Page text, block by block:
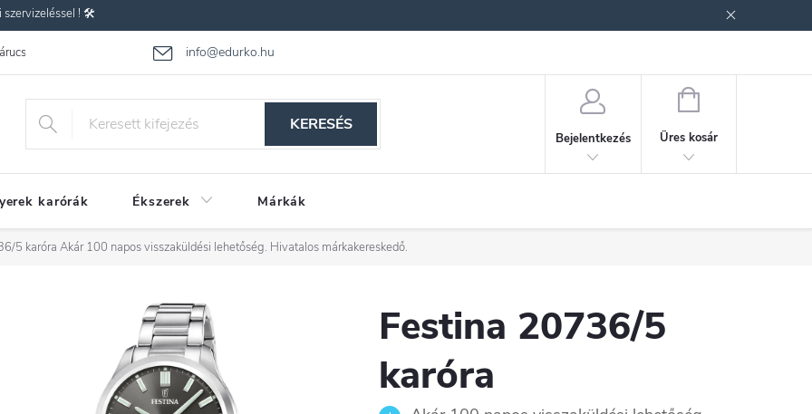
szervizeléssel ! 🛠️
info@edurko.hu
Gyakran ismételt kérdések
KERESÉS
Bejelentkezés
KOSÁR
Üres kosár
karórák Ékszerek Márkák
5 karóra Akár 100 napos visszaküldési lehetőség. Hivatalos márkakereskedő.
Festina 20736/5
karóra